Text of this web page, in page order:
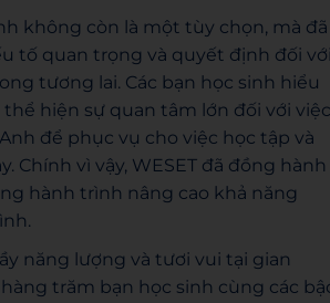
không còn là một tùy chọn, mà đã
tố quan trọng và quyết định đối
tương lai. Các bạn học sinh hiểu
thể hiện sự quan tâm lớn đối với việc
để phục vụ cho việc học tập và
Chính vì vậy, WESET đã đồng hành
hành trình nâng cao khả năng
năng lượng và tươi vui tại gian
trăm bạn học sinh cùng các